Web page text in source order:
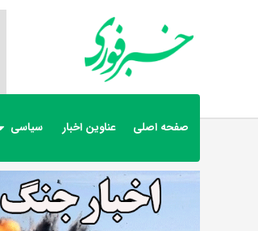
صفحه اصلی عناوین اخبار سیاسی